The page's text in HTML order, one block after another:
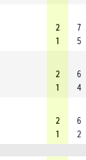
2
1
7
5
2
1
6
4
2
1
6
2